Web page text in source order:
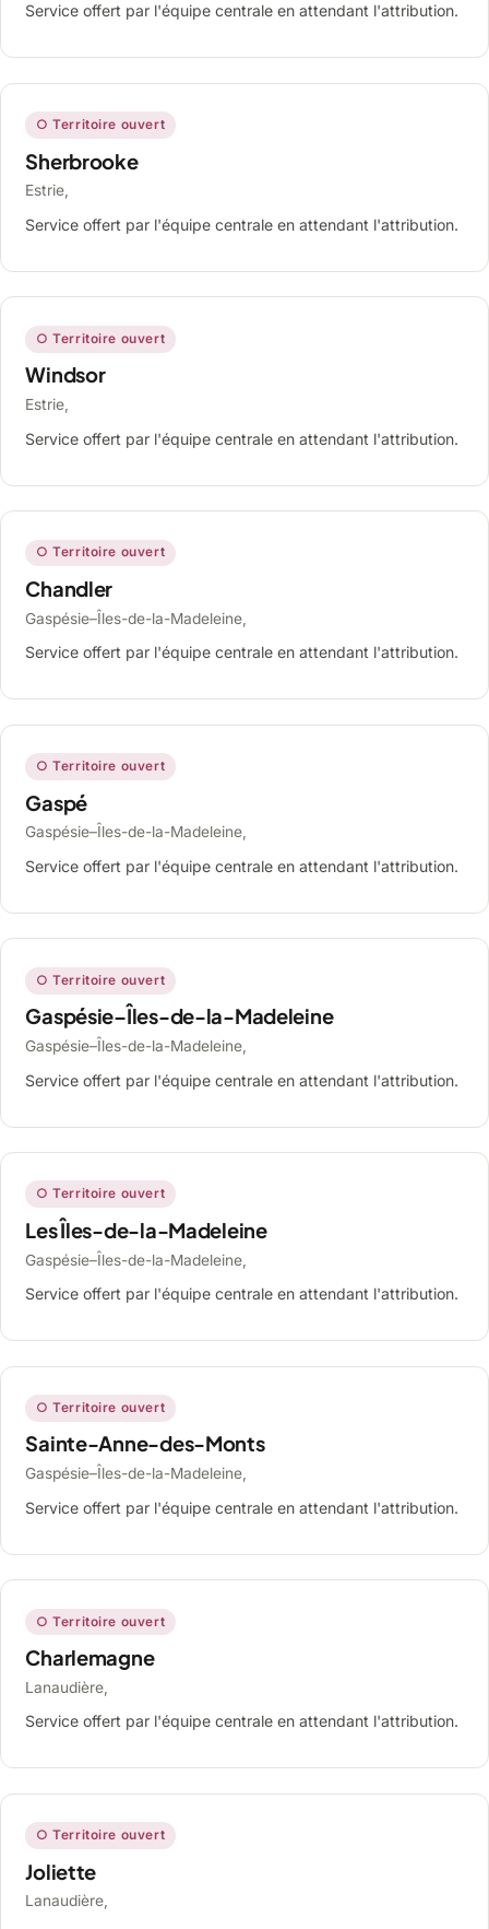
Service offert par l'équipe centrale en attendant l'attribution.
○ Territoire ouvert
Sherbrooke
Estrie,
Service offert par l'équipe centrale en attendant l'attribution.
○ Territoire ouvert
Windsor
Estrie,
Service offert par l'équipe centrale en attendant l'attribution.
○ Territoire ouvert
Chandler
Gaspésie–Îles-de-la-Madeleine,
Service offert par l'équipe centrale en attendant l'attribution.
○ Territoire ouvert
Gaspé
Gaspésie–Îles-de-la-Madeleine,
Service offert par l'équipe centrale en attendant l'attribution.
○ Territoire ouvert
Gaspésie–Îles-de-la-Madeleine
Gaspésie–Îles-de-la-Madeleine,
Service offert par l'équipe centrale en attendant l'attribution.
○ Territoire ouvert
Les Îles-de-la-Madeleine
Gaspésie–Îles-de-la-Madeleine,
Service offert par l'équipe centrale en attendant l'attribution.
○ Territoire ouvert
Sainte-Anne-des-Monts
Gaspésie–Îles-de-la-Madeleine,
Service offert par l'équipe centrale en attendant l'attribution.
○ Territoire ouvert
Charlemagne
Lanaudière,
Service offert par l'équipe centrale en attendant l'attribution.
○ Territoire ouvert
Joliette
Lanaudière,